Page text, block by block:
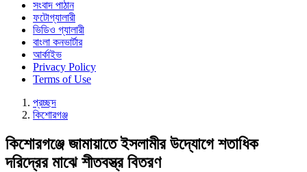
সংবাদ পাঠান
ফটোগ্যালারী
ভিডিও গ্যালারী
বাংলা কনভার্টার
আর্কাইভ
Privacy Policy
Terms of Use
প্রচ্ছদ
কিশোরগঞ্জ
কিশোরগঞ্জে জামায়াতে ইসলামীর উদ্যোগে শতাধিক
দরিদ্রের মাঝে শীতবস্ত্র বিতরণ